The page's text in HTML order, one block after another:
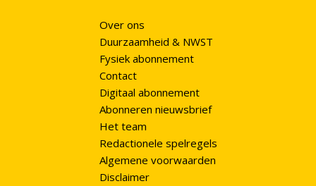
Over ons
Duurzaamheid & NWST
Fysiek abonnement
Contact
Digitaal abonnement
Abonneren nieuwsbrief
Het team
Redactionele spelregels
Algemene voorwaarden
Disclaimer